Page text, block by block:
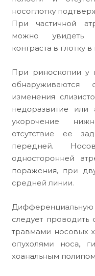
носоглотку
При частичной
можно увидеть
контраста в глотку
При риноскопии у
обнаруживаются
изменения
недоразвитие или
укорочение
отсутствие ее
передней.
односторонней
поражения, при
средней линии.
Дифференциальную
следует
травмами носовых
опухолями носа,
хоанальным